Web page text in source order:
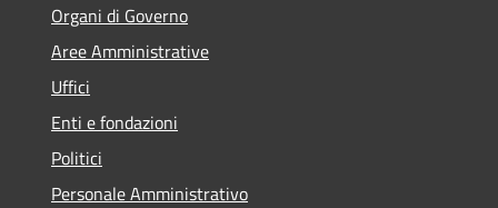
Organi di Governo
Aree Amministrative
Uffici
Enti e fondazioni
Politici
Personale Amministrativo